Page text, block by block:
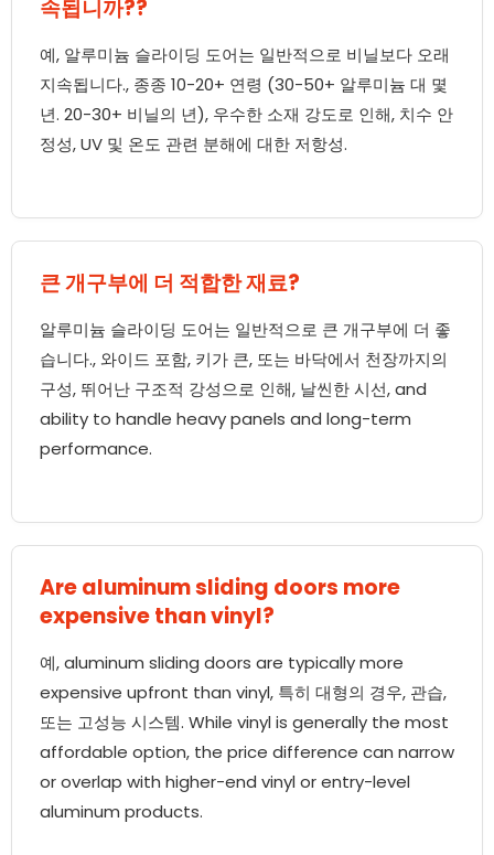
속됩니까??
예, 알루미늄 슬라이딩 도어는 일반적으로 비닐보다 오래
지속됩니다., 종종 10-20+ 연령 (30-50+ 알루미늄 대 몇
년. 20-30+ 비닐의 년), 우수한 소재 강도로 인해, 치수 안
정성, UV 및 온도 관련 분해에 대한 저항성.
큰 개구부에 더 적합한 재료?
알루미늄 슬라이딩 도어는 일반적으로 큰 개구부에 더 좋
습니다., 와이드 포함, 키가 큰, 또는 바닥에서 천장까지의
구성, 뛰어난 구조적 강성으로 인해, 날씬한 시선,and
ability to handle heavy panels and long-term
performance.
Are aluminum sliding doors more
expensive than vinyl?
예,aluminum sliding doors are typically more
expensive upfront than vinyl, 특히 대형의 경우, 관습,
또는 고성능 시스템. While vinyl is generally the most
affordable option, the price difference can narrow
or overlap with higher-end vinyl or entry-level
aluminum products.